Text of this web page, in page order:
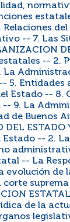
-- 7. Las
-- 2.
5.
Estado --
9. La
de Buenos
DEL
Estado -- 2.
-- La
evolución
de la